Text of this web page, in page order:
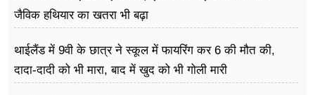
जैविक हथियार का खतरा भी बढ़ा
थाईलैंड में 9वी के छात्र ने स्कूल में फायरिंग कर 6 की मौत की,
दादा-दादी को भी मारा, बाद में खुद को भी गोली मारी